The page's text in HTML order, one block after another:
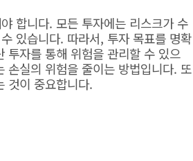
합니다. 모든 투자에는 리스크가 수
있습니다. 따라서, 투자 목표를 명확
투자를 통해 위험을 관리할 수 있으
손실의 위험을 줄이는 방법입니다. 또
것이 중요합니다.